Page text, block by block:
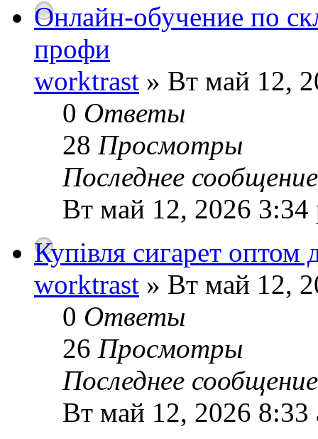
Онлайн-обучение по
профи
worktrast » Вт май 12,
0 Ответы
28 Просмотры
Последнее
Вт май 12, 2026 3:34
Купівля сигарет оптом
worktrast » Вт май 12,
0 Ответы
26 Просмотры
Последнее
Вт май 12, 2026 8:33